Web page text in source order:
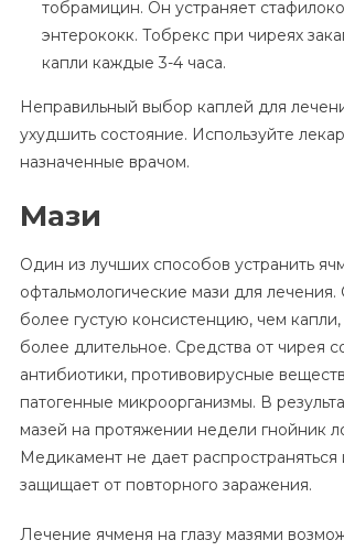
тобрамицин. Он устраняет
энтерококк. Тобрекс при чиреях
капли каждые 3-4 часа.
Неправильный выбор каплей для
ухудшить состояние. Используйте
назначенные врачом.
Мази
Один из лучших способов устранить
офтальмологические мази для
более густую консистенцию, чем
более длительное. Средства от чирея
антибиотики, противовирусные
патогенные микроорганизмы. В
мазей на протяжении недели гнойник
Медикамент не дает
защищает от повторного заражения.
Лечение ячменя на глазу мазями